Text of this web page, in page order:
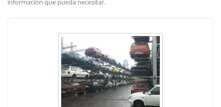
información que pueda necesitar.